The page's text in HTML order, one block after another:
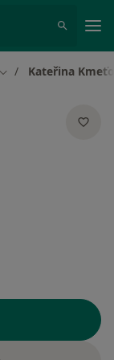
Změna města
Kateřina